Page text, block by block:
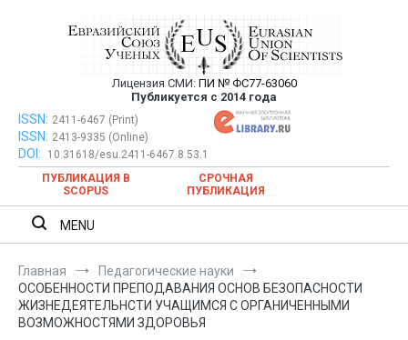
Евразийский Союз Ученых —
публикация научных статей в
ежемесячном научном журнале
Лицензия СМИ: ПИ № ФС77-63060
Публикуется с 2014 года
Евразийский Союз Ученых — публикация научных статей в
ежемесячном научном журнале
ISSN: 2411-6467 (Print)
ISSN: 2413-9335 (Online)
DOI:
10.31618/esu.2411-6467.8.53.1
ПУБЛИКАЦИЯ В
SCOPUS
СРОЧНАЯ
ПУБЛИКАЦИЯ
MENU
Главная
Педагогические науки
ОСОБЕННОСТИ ПРЕПОДАВАНИЯ ОСНОВ БЕЗОПАСНОСТИ
ЖИЗНЕДЕЯТЕЛЬНСТИ УЧАЩИМСЯ С ОРГАНИЧЕННЫМИ
ВОЗМОЖНОСТЯМИ ЗДОРОВЬЯ